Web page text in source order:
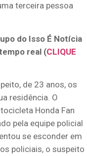
terceira pessoa
do Isso É Notícia
real (CLIQUE
de 23 anos, os
residência. O
Honda Fan
pela equipe policial
se esconder em
policiais, o suspeito